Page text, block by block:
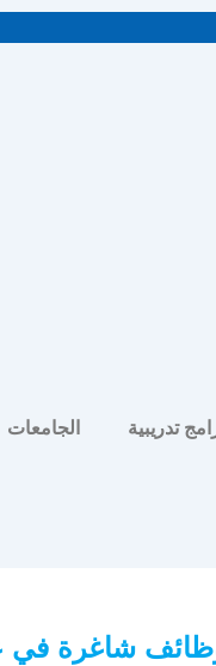
تدريبية الجامعات
وظائف شاغرة في